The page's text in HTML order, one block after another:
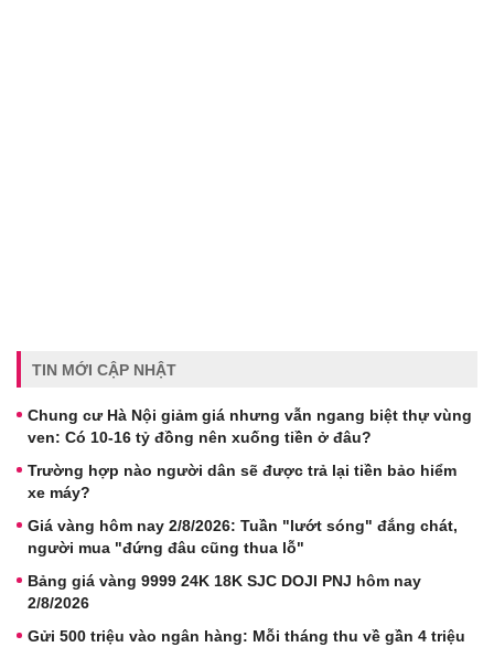
TIN MỚI CẬP NHẬT
Chung cư Hà Nội giảm giá nhưng vẫn ngang biệt thự vùng
ven: Có 10-16 tỷ đồng nên xuống tiền ở đâu?
Trường hợp nào người dân sẽ được trả lại tiền bảo hiểm
xe máy?
Giá vàng hôm nay 2/8/2026: Tuần "lướt sóng" đắng chát,
người mua "đứng đâu cũng thua lỗ"
Bảng giá vàng 9999 24K 18K SJC DOJI PNJ hôm nay
2/8/2026
Gửi 500 triệu vào ngân hàng: Mỗi tháng thu về gần 4 triệu